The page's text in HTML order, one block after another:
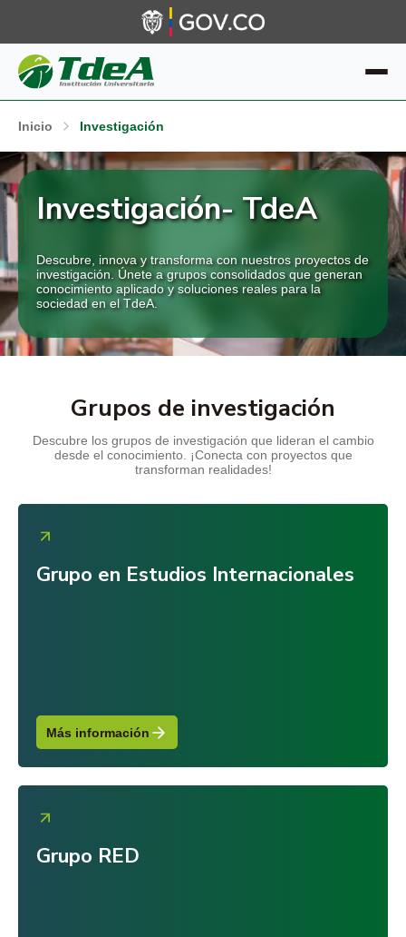
Inicio Investigación
Investigación- TdeA
Descubre, innova y transforma con nuestros proyectos de
investigación. Únete a grupos consolidados que generan
conocimiento aplicado y soluciones reales para la
sociedad en el TdeA.
Grupos de investigación
Descubre los grupos de investigación que lideran el cambio
desde el conocimiento. ¡Conecta con proyectos que
transforman realidades!
Grupo en Estudios Internacionales
Más información
Grupo RED